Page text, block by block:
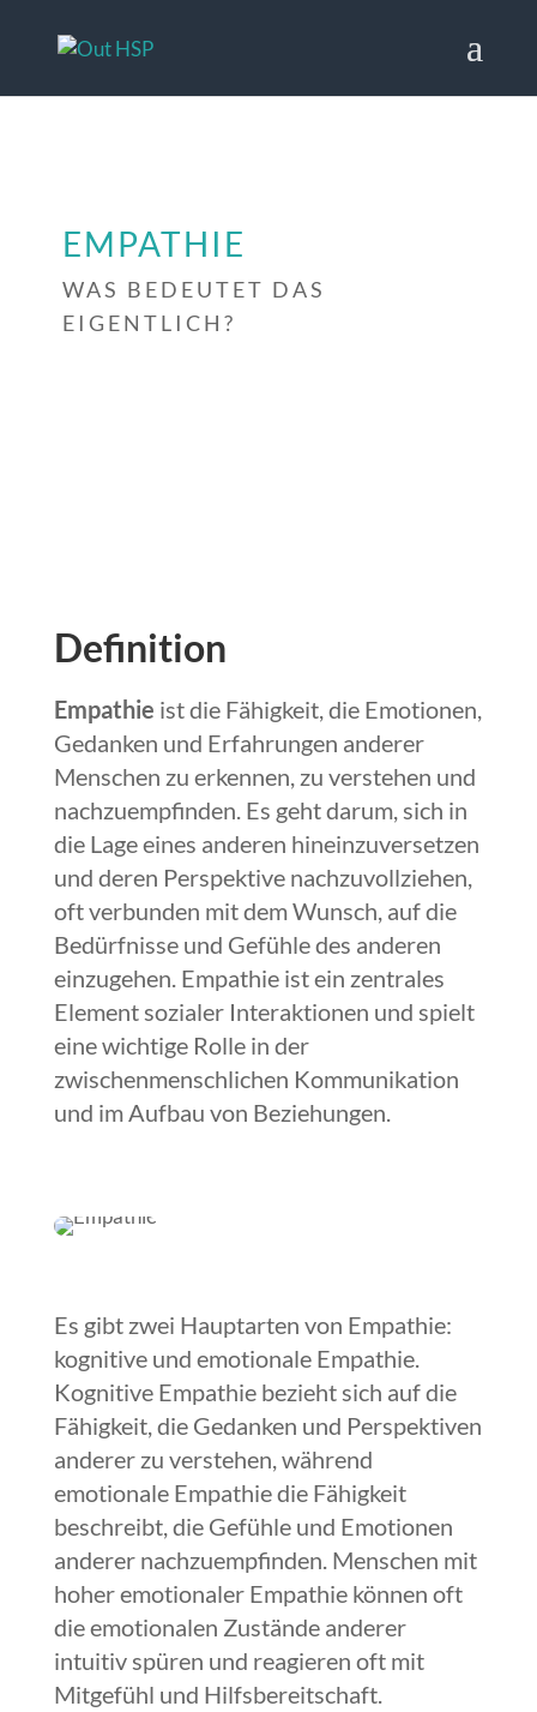
EMPATHIE
WAS BEDEUTET DAS
EIGENTLICH?
Definition
Empathie ist die Fähigkeit, die Emotionen,
Gedanken und Erfahrungen anderer
Menschen zu erkennen, zu verstehen und
nachzuempfinden. Es geht darum, sich in
die Lage eines anderen hineinzuversetzen
und deren Perspektive nachzuvollziehen,
oft verbunden mit dem Wunsch, auf die
Bedürfnisse und Gefühle des anderen
einzugehen. Empathie ist ein zentrales
Element sozialer Interaktionen und spielt
eine wichtige Rolle in der
zwischenmenschlichen Kommunikation
und im Aufbau von Beziehungen.
Es gibt zwei Hauptarten von Empathie:
kognitive und emotionale Empathie.
Kognitive Empathie bezieht sich auf die
Fähigkeit, die Gedanken und Perspektiven
anderer zu verstehen, während
emotionale Empathie die Fähigkeit
beschreibt, die Gefühle und Emotionen
anderer nachzuempfinden. Menschen mit
hoher emotionaler Empathie können oft
die emotionalen Zustände anderer
intuitiv spüren und reagieren oft mit
Mitgefühl und Hilfsbereitschaft.